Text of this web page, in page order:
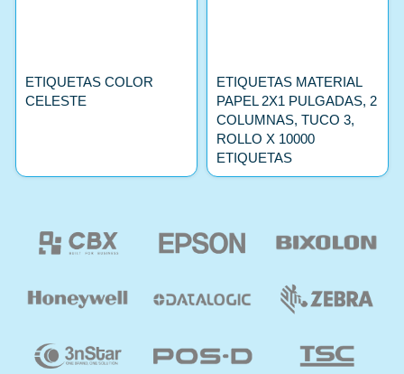
ETIQUETAS COLOR
CELESTE
ETIQUETAS MATERIAL
PAPEL 2X1 PULGADAS, 2
COLUMNAS, TUCO 3,
ROLLO X 10000
ETIQUETAS